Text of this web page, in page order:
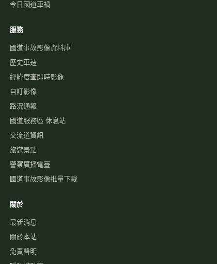
今日國道車禍
服務
國道事故影像資料庫
歷史車速
經緯度查即時影像
自訂影像
路況通報
國道服務區 休息站
交流道資訊
旅遊景點
警察廣播電臺
國道事故影像批量下載
關於
最新消息
關於本站
免責聲明